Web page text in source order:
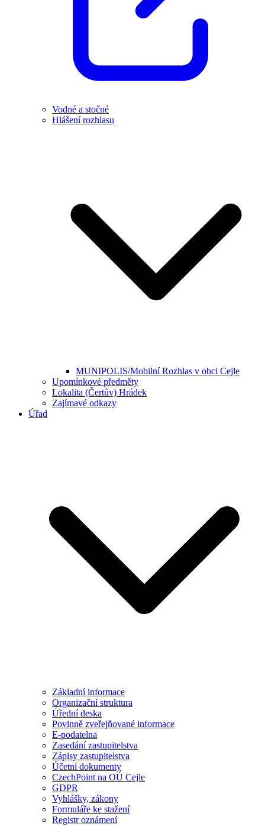
Vodné a stočné
Hlášení rozhlasu
MUNIPOLIS/Mobilní Rozhlas v obci Cejle
Upomínkové předměty
Lokalita (Čertův) Hrádek
Zajímavé odkazy
Úřad
Základní informace
Organizační struktura
Úřední deska
Povinně zveřejňované informace
E-podatelna
Zasedání zastupitelstva
Zápisy zastupitelstva
Účetní dokumenty
CzechPoint na OÚ Cejle
GDPR
Vyhlášky, zákony
Formuláře ke stažení
Registr oznámení